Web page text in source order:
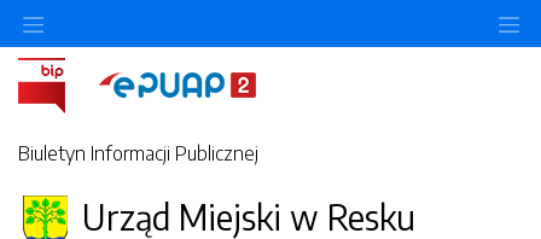
Biuletyn Informacji Publicznej
Urząd Miejski w Resku